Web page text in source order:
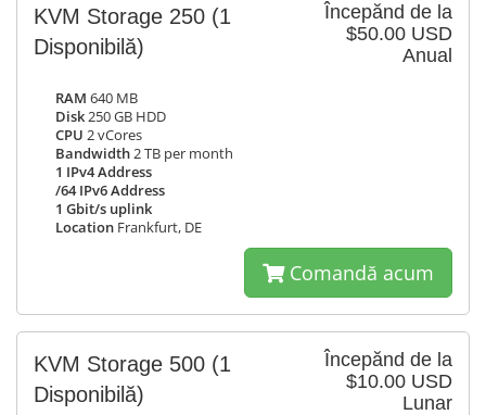
Începănd de la
$50.00 USD
Anual
KVM Storage 250 (1
Disponibilă)
RAM 640 MB
Disk250 GB HDD
CPU 2 vCores
Bandwidth2 TB per month
1 IPv4 Address
/64 IPv6 Address
1 Gbit/s uplink
Location Frankfurt, DE
Comandă acum
Începănd de la
$10.00 USD
Lunar
KVM Storage 500 (1
Disponibilă)